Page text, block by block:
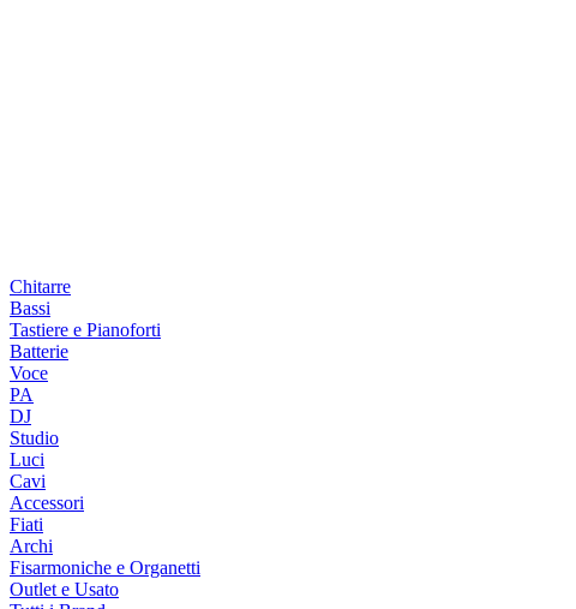
Chitarre
Bassi
Tastiere e Pianoforti
Batterie
Voce
PA
DJ
Studio
Luci
Cavi
Accessori
Fiati
Archi
Fisarmoniche e Organetti
Outlet e Usato